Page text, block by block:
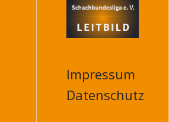
Impressum
Datenschutz